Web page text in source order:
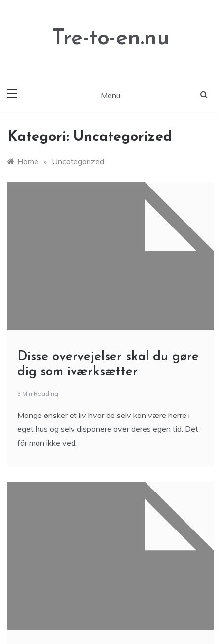
Tre-to-en.nu
Menu
Kategori: Uncategorized
Home » Uncategorized
Disse overvejelser skal du gøre
dig som iværksætter
3 Min Reading
Mange ønsker et liv hvor de selv kan være herre i
eget hus og selv disponere over deres egen tid. Det
får man ikke ved,